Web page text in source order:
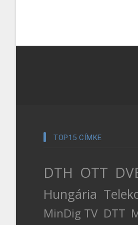
TOP15 CÍMKE
DTH OTT
Hungária
MinDig TV DTT